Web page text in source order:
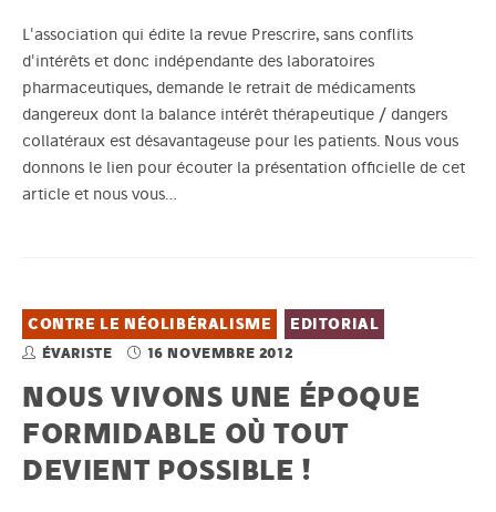
L'association qui édite la revue Prescrire, sans conflits
d'intérêts et donc indépendante des laboratoires
pharmaceutiques, demande le retrait de médicaments
dangereux dont la balance intérêt thérapeutique / dangers
collatéraux est désavantageuse pour les patients. Nous vous
donnons le lien pour écouter la présentation officielle de cet
article et nous vous…
CONTRE LE NÉOLIBÉRALISME EDITORIAL
ÉVARISTE 16 NOVEMBRE 2012
NOUS VIVONS UNE ÉPOQUE
FORMIDABLE OÙ TOUT
DEVIENT POSSIBLE !